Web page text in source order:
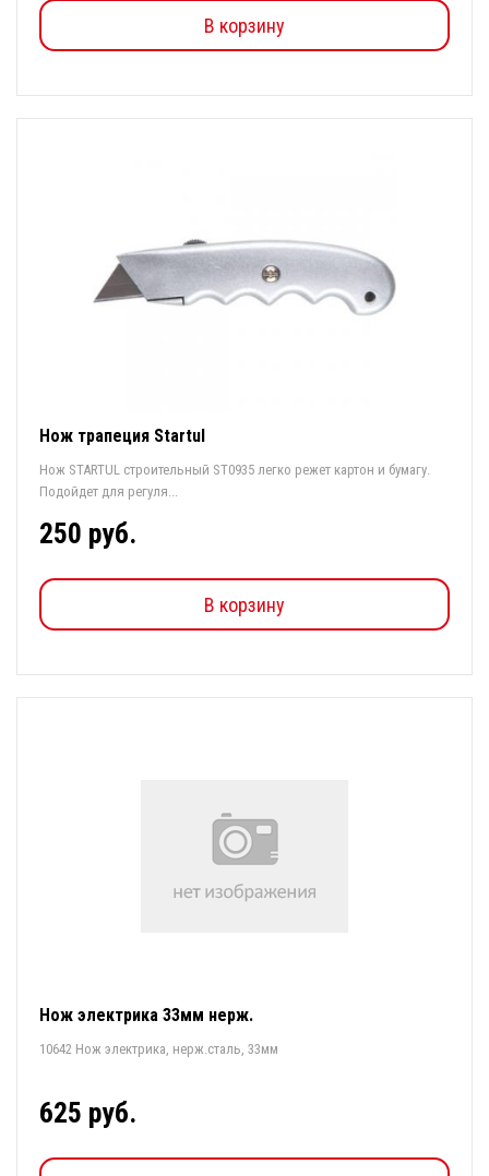
В корзину
Нож трапеция Startul
Нож STARTUL строительный ST0935 легко режет картон и бумагу.
Подойдет для регуля...
250 руб.
В корзину
Нож электрика 33мм нерж.
10642 Нож электрика, нерж.сталь, 33мм
625 руб.